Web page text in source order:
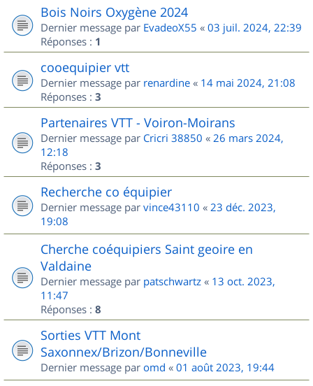
Bois Noirs Oxygène 2024
Dernier message par EvadeoX55 « 03 juil. 2024, 22:39
Réponses : 1
cooequipier vtt
Dernier message par renardine « 14 mai 2024, 21:08
Réponses : 3
Partenaires VTT - Voiron-Moirans
Dernier message par Cricri 38850 « 26 mars 2024,
12:18
Réponses : 3
Recherche co équipier
Dernier message par vince43110 « 23 déc. 2023,
19:08
Cherche coéquipiers Saint geoire en
Valdaine
Dernier message par patschwartz « 13 oct. 2023,
11:47
Réponses : 8
Sorties VTT Mont
Saxonnex/Brizon/Bonneville
Dernier message par omd « 01 août 2023, 19:44